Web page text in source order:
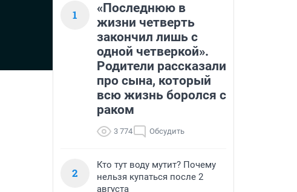
1
«Последнюю в
жизни четверть
закончил лишь с
одной четверкой».
Родители рассказали
про сына, который
всю жизнь боролся с
раком
3 774 Обсудить
2
Кто тут воду мутит? Почему
нельзя купаться после 2
августа